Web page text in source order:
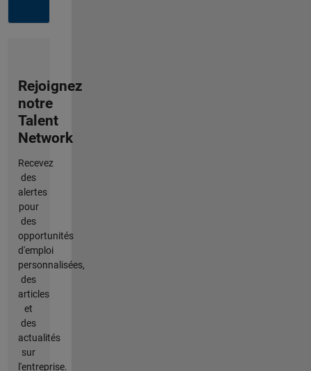
Rejoignez
notre
Talent
Network
Recevez
des
alertes
pour
des
opportunités
d'emploi
personnalisées,
des
articles
et
des
actualités
sur
l'entreprise.